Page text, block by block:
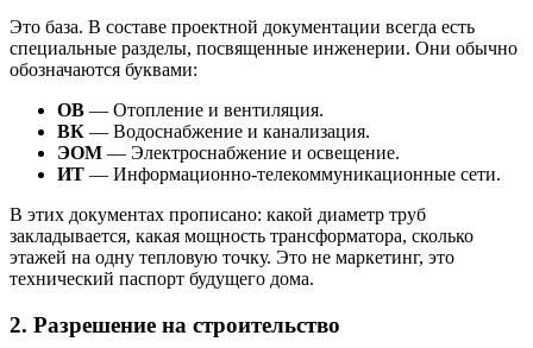
Это база. В составе проектной документации всегда есть
специальные разделы, посвященные инженерии. Они обычно
обозначаются буквами:
ОВ — Отопление и вентиляция.
ВК — Водоснабжение и канализация.
ЭОМ — Электроснабжение и освещение.
ИТ — Информационно-телекоммуникационные сети.
В этих документах прописано: какой диаметр труб
закладывается, какая мощность трансформатора, сколько
этажей на одну тепловую точку. Это не маркетинг, это
технический паспорт будущего дома.
2. Разрешение на строительство